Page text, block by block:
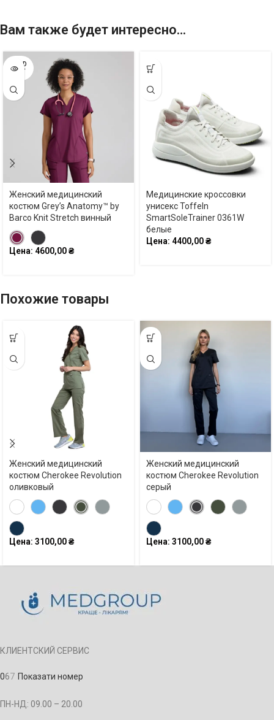
Вам также будет интересно…
SOLD
OUT
Женский медицинский
костюм Grey’s Anatomy™ by
Barco Knit Stretch винный
Цена: 4600,00₴
Медицинские кроссовки
унисекс Toffeln
SmartSoleTrainer 0361W
белые
Цена: 4400,00₴
Похожие товары
Женский медицинский
костюм Cherokee Revolution
оливковый
Цена: 3100,00₴
Женский медицинский
костюм Cherokee Revolution
серый
Цена: 3100,00₴
КЛИЕНТСКИЙ СЕРВИС
067 Показати номер
ПН-НД: 09.00 – 20.00